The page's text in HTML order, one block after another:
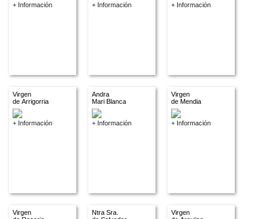
+ Información
+ Información + Información
Virgen
de Arrigorria
+ Información
Andra
Mari Blanca
+ Información
Virgen
de Mendia
+ Información
Virgen
Ntra Sra.
Virgen